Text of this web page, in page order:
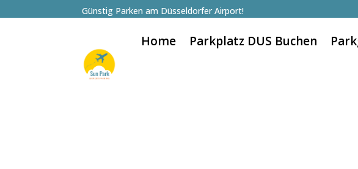
Günstig Parken am Düsseldorfer Airport!
Home Parkplatz DUS Buchen